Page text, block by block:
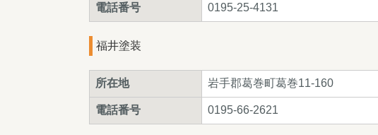
電話番号 0195-25-4131
福井塗装
所在地 岩手郡葛巻町葛巻11-160
電話番号 0195-66-2621